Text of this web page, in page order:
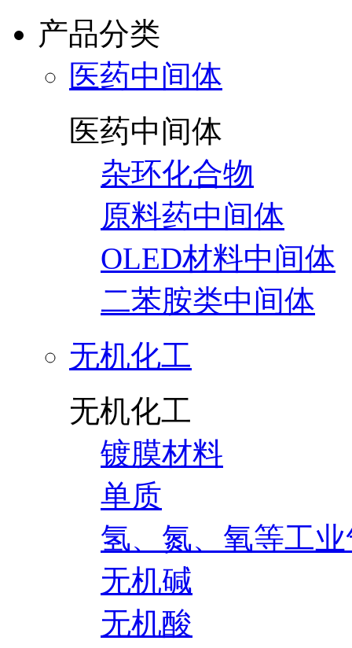
产品分类
医药中间体
医药中间体
杂环化合物
原料药中间体
OLED材料中间体
二苯胺类中间体
无机化工
无机化工
镀膜材料
单质
氢、氮、氧等工
无机碱
无机酸